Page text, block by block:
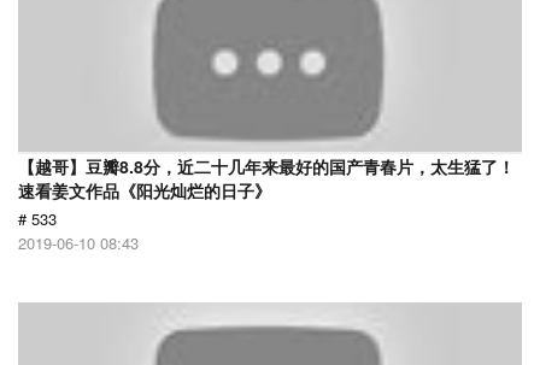
【越哥】豆瓣8.8分，近二十几年来最好的国产青春片，太生猛了！
速看姜文作品《阳光灿烂的日子》
# 533
2019-06-10 08:43